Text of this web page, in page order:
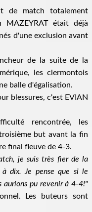
de match totalement
MAZEYRAT était déjà
d'une exclusion avant
de la suite de la
les clermontois
balle d'égalisation.
blessures, c'est EVIAN
rencontrée, les
but avant la fin
final fleuve de 4-3.
je suis très fier de la
dix. Je pense que si le
aurions pu revenir à 4-4!"
Les buteurs sont